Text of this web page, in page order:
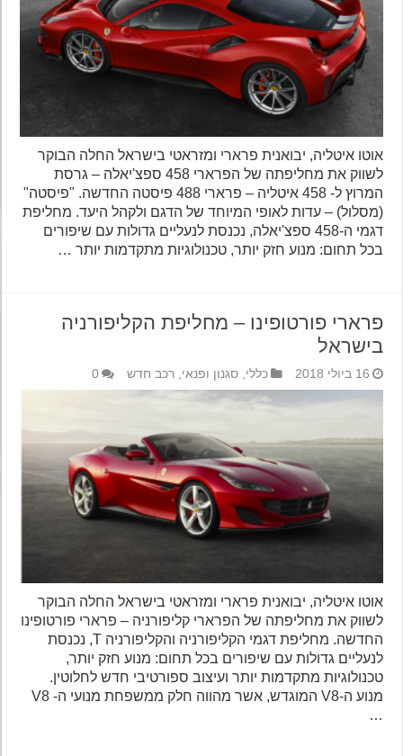
אוטו איטליה, יבואנית פרארי ומזראטי בישראל החלה הבוקר
לשווק את מחליפתה של הפרארי 458 ספצ'יאלה – גרסת
המרוץ ל- 458 איטליה – פרארי 488 פיסטה החדשה. "פיסטה"
(מסלול) – עדות לאופי המיוחד של הדגם ולקהל היעד. מחליפת
דגמי ה-458 ספצ'יאלה, נכנסת לנעליים גדולות עם שיפורים
בכל תחום: מנוע חזק יותר, טכנולוגיות מתקדמות יותר …
פרארי פורטופינו – מחליפת הקליפורניה
בישראל
16 ביולי 2018 כללי,סגנון ופנאי,רכב חדש 0
אוטו איטליה, יבואנית פרארי ומזראטי בישראל החלה הבוקר
לשווק את מחליפתה של הפרארי קליפורניה – פרארי פורטופינו
החדשה. מחליפת דגמי הקליפורניה והקליפורניה T, נכנסת
לנעליים גדולות עם שיפורים בכל תחום: מנוע חזק יותר,
טכנולוגיות מתקדמות יותר ועיצוב ספורטיבי חדש לחלוטין.
מנוע ה-V8 המוגדש, אשר מהווה חלק ממשפחת מנועי ה- V8